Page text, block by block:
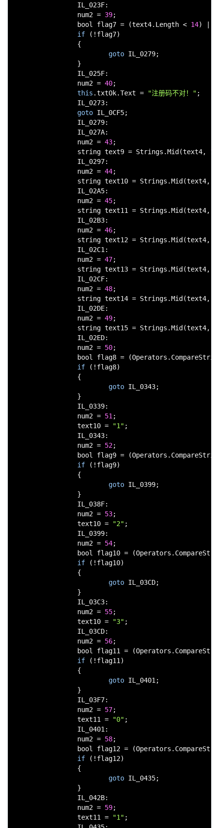
IL_023F:
num2 = 39;
bool
flag7 = (text4.Length < 14) |
if (!flag7)
{
goto IL_0279;
}
IL_025F:
num2 = 40;
this .txtOk.Text = "注册码不对！" ;
IL_0273:
goto IL_0CF5;
IL_0279:
IL_027A:
num2 = 43;
string text9 = Strings.Mid(text4, 1
IL_0297:
num2 = 44;
string text10 = Strings.Mid(text4,
IL_02A5:
num2 = 45;
string text11 = Strings.Mid(text4,
IL_02B3:
num2 = 46;
string text12 = Strings.Mid(text4,
IL_02C1:
num2 = 47;
string text13 = Strings.Mid(text4,
IL_02CF:
num2 = 48;
string text14 = Strings.Mid(text4,
IL_02DE:
num2 = 49;
string text15 = Strings.Mid(text4,
IL_02ED:
num2 = 50;
bool
flag8 =
if (!flag8)
{
goto IL_0343;
}
IL_0339:
num2 = 51 ;
text10 =
"1" ;
IL_0343:
num2 = 52;
bool
flag9 =
if (!flag9)
{
goto IL_0399;
}
IL_038F:
num2 = 53;
text10 =
"2" ;
IL_0399:
num2 = 54;
bool
flag10 =
if (!flag10)
{
goto IL_03CD;
}
IL_03C3:
num2 = 55;
text10 =
"3" ;
IL_03CD:
num2 = 56;
bool
flag11 =
if (!flag11)
{
goto IL_0401;
}
IL_03F7:
num2 = 57;
text11 =
"0" ;
IL_0401:
num2 = 58;
bool
flag12 =
if (!flag12)
{
goto IL_0435;
}
IL_042B:
num2 = 59;
text11 =
"1" ;